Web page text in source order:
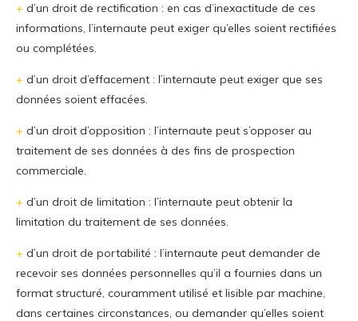
+ d’un droit de rectification : en cas d’inexactitude de ces
informations, l’internaute peut exiger qu’elles soient rectifiées
ou complétées.
+ d’un droit d’effacement : l’internaute peut exiger que ses
données soient effacées.
+ d’un droit d’opposition : l’internaute peut s’opposer au
traitement de ses données à des fins de prospection
commerciale.
+ d’un droit de limitation : l’internaute peut obtenir la
limitation du traitement de ses données.
+ d’un droit de portabilité : l’internaute peut demander de
recevoir ses données personnelles qu’il a fournies dans un
format structuré, couramment utilisé et lisible par machine,
dans certaines circonstances, ou demander qu’elles soient